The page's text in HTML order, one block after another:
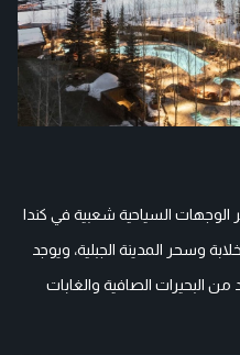
الوجهات السياحية شعبية في كندا
وسحر المدينة الجبلية، ويوجد
البحيرات الصافية والغابات